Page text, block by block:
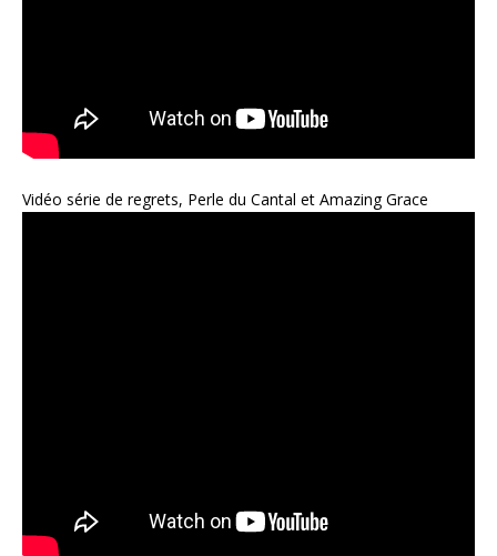
Vidéo série de regrets, Perle du Cantal et Amazing Grace